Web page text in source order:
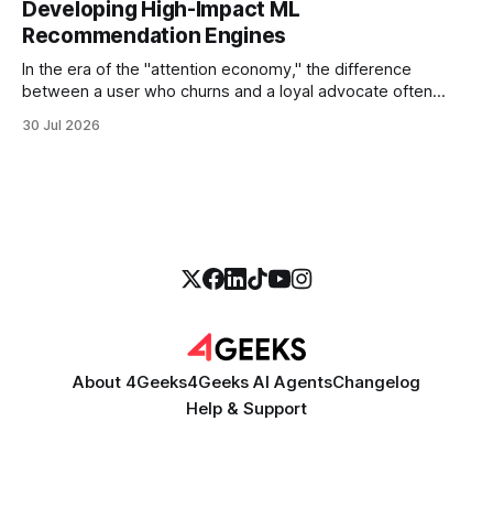
Developing High-Impact ML
Recommendation Engines
In the era of the "attention economy," the difference
between a user who churns and a loyal advocate often
exactly what they were looking for without having to search
30 Jul 2026
About 4Geeks4Geeks AI AgentsChangelog
Help & Support